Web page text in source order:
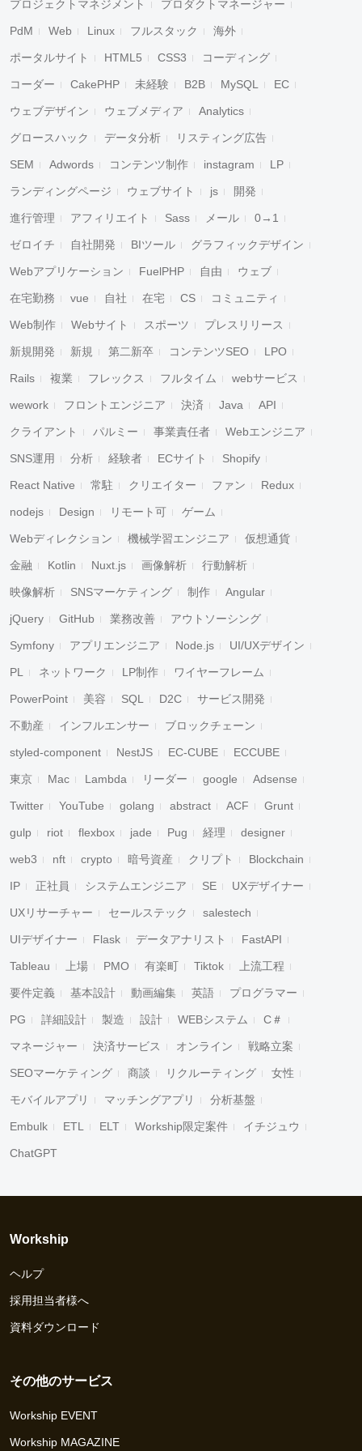
プロジェクトマネジメント プロダクトマネージャー
PdM Web Linux フルスタック 海外
ポータルサイト HTML5 CSS3 コーディング
コーダー CakePHP 未経験 B2B MySQL EC
ウェブデザイン ウェブメディア Analytics
グロースハック データ分析 リスティング広告
SEM Adwords コンテンツ制作 instagram LP
ランディングページ ウェブサイト js 開発
進行管理 アフィリエイト Sass メール 0→1
ゼロイチ 自社開発 BIツール グラフィックデザイン
Webアプリケーション FuelPHP 自由 ウェブ
在宅勤務 vue 自社 在宅 CS コミュニティ
Web制作 Webサイト スポーツ プレスリリース
新規開発 新規 第二新卒 コンテンツSEO LPO
Rails 複業 フレックス フルタイム webサービス
wework フロントエンジニア 決済 Java API
クライアント パルミー 事業責任者 Webエンジニア
SNS運用 分析 経験者 ECサイト Shopify
React Native 常駐 クリエイター ファン Redux
nodejs Design リモート可 ゲーム
Webディレクション 機械学習エンジニア 仮想通貨
金融 Kotlin Nuxt.js 画像解析 行動解析
映像解析 SNSマーケティング 制作 Angular
jQuery GitHub 業務改善 アウトソーシング
Symfony アプリエンジニア Node.js UI/UXデザイン
PL ネットワーク LP制作 ワイヤーフレーム
PowerPoint 美容 SQL D2C サービス開発
不動産 インフルエンサー ブロックチェーン
styled-component NestJS EC-CUBE ECCUBE
東京 Mac Lambda リーダー google Adsense
Twitter YouTube golang abstract ACF Grunt
gulp riot flexbox jade Pug 経理 designer
web3 nft crypto 暗号資産 クリプト Blockchain
IP 正社員 システムエンジニア SE UXデザイナー
UXリサーチャー セールステック salestech
UIデザイナー Flask データアナリスト FastAPI
Tableau 上場 PMO 有楽町 Tiktok 上流工程
要件定義 基本設計 動画編集 英語 プログラマー
PG 詳細設計 製造 設計 WEBシステム C＃
マネージャー 決済サービス オンライン 戦略立案
SEOマーケティング 商談 リクルーティング 女性
モバイルアプリ マッチングアプリ 分析基盤
Embulk ETL ELT Workship限定案件 イチジュウ
ChatGPT
Workship
ヘルプ
採用担当者様へ
資料ダウンロード
その他のサービス
Workship EVENT
Workship MAGAZINE